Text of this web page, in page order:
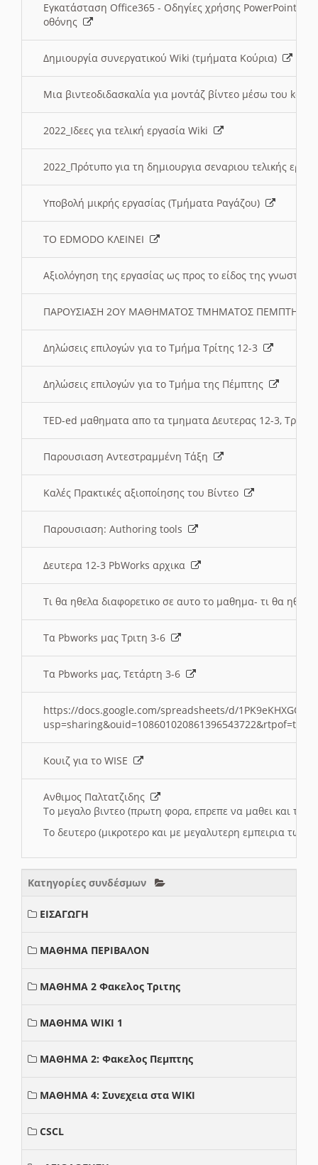
Εγκατάσταση Office365 - Οδηγίες χρήσης PowerPoint
οθόνης
Δημιουργία συνεργατικού Wiki (τμήματα Κούρια)
Μια βιντεοδιδασκαλία για μοντάζ βίντεο μέσω του
2022_Ιδεες για τελική εργασία Wiki
2022_Πρότυπο για τη δημιουργια σεναριου τελικής
Υποβολή μικρής εργασίας (Τμήματα Ραγάζου)
ΤΟ EDMODO ΚΛΕΙΝΕΙ
Αξιολόγηση της εργασίας ως προς το είδος της
ΠΑΡΟΥΣΙΑΣΗ 2ΟΥ ΜΑΘΗΜΑΤΟΣ ΤΜΗΜΑΤΟΣ
Δηλώσεις επιλογών για το Τμήμα Τρίτης 12-3
Δηλώσεις επιλογών για το Τμήμα της Πέμπτης
TED-ed μαθηματα απο τα τμηματα Δευτερας 12-3,
Παρουσιαση Αντεστραμμένη Τάξη
Καλές Πρακτικές αξιοποίησης του Βίντεο
Παρουσιαση: Authoring tools
Δευτερα 12-3 PbWorks αρχικα
Τι θα ηθελα διαφορετικο σε αυτο το μαθημα- τι θα
Τα Pbworks μας Τριτη 3-6
Τα Pbworks μας, Τετάρτη 3-6
https://docs.google.com/spreadsheets/d/
Κουιζ για το WISE
Ανθιμος Παλτατζιδης
Το μεγαλο βιντεο (πρωτη φορα, επρεπε να μαθει και το
Το δευτερο (μικροτερο και με μεγαλυτερη εμπειρια
Κατηγορίες συνδέσμων
ΕΙΣΑΓΩΓΗ
ΜΑΘΗΜΑ ΠΕΡΙΒΑΛΟΝ
ΜΑΘΗΜΑ 2 Φακελος Τριτης
ΜΑΘΗΜΑ WIKI 1
ΜΑΘΗΜΑ 2: Φακελος Πεμπτης
ΜΑΘΗΜΑ 4: Συνεχεια στα WIKI
CSCL